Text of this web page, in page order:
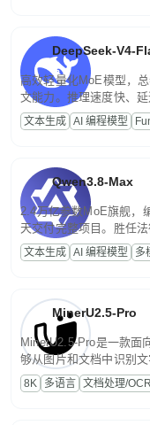
DeepSeek-V4-
高效轻量化MoE模型，
文能力。推理速度快、
高并发、轻量化任务，
文案处理等普惠刚需场
文本生成 AI 编程模型
Qwen3.8-Max
2.4万亿参数MoE旗舰，
天交付完整项目。胜任
话端到端交付生产级成
程，支持超长文档与长
文本生成 AI 编程模型 多
MinerU2.5-Pro
MinerU2.5-Pro是一款面
够从图片和文档中识别
为便于存储、检索和二次
8K 多语言 文档处理/OCR